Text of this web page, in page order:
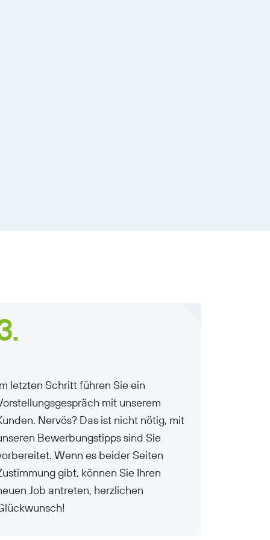
letzten Schritt führen Sie ein
mit unserem
Nervös? Das ist nicht nötig, mit
Bewerbungstipps sind Sie
Wenn es beider Seiten
gibt, können Sie Ihren
Job antreten, herzlichen